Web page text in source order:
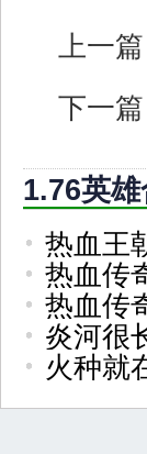
上一篇
下一篇
1.76英
热血王
热血传
热血传
炎河很
火种就